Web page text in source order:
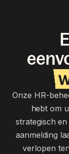
Onze HR-
hebt om
strategisch
aanmelding
verlopen